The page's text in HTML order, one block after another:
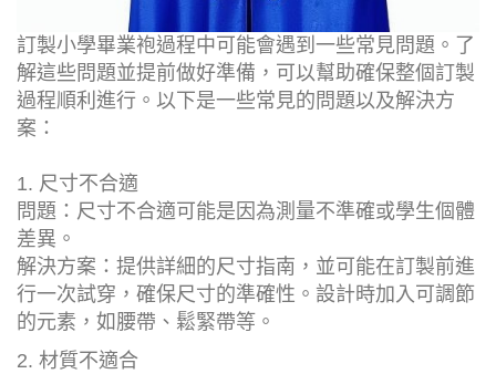
訂製小學畢業袍過程中可能會遇到一些常見問題。了
解這些問題並提前做好準備，可以幫助確保整個訂製
過程順利進行。以下是一些常見的問題以及解決方
案：
1. 尺寸不合適
問題：尺寸不合適可能是因為測量不準確或學生個體
差異。
解決方案：提供詳細的尺寸指南，並可能在訂製前進
行一次試穿，確保尺寸的準確性。設計時加入可調節
的元素，如腰帶、鬆緊帶等。
2. 材質不適合